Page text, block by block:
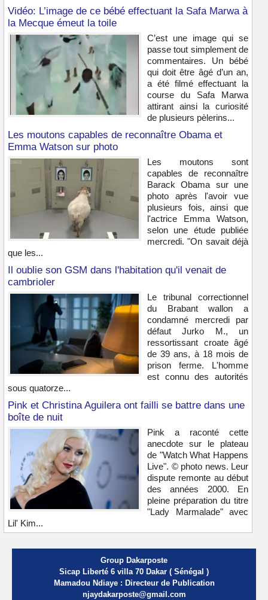
Vidéo: L’image de ce bébé effectuant la Safa Marwa à
la Mecque émeut la toile
C’est une image qui se
passe tout simplement de
commentaires. Un bébé
qui doit être âgé d’un an,
a été filmé effectuant la
course du Safa Marwa
attirant ainsi la curiosité
de plusieurs pèlerins...
Les moutons capables de reconnaître Obama et
Emma Watson sur photo
Les moutons sont
capables de reconnaître
Barack Obama sur une
photo après l'avoir vue
plusieurs fois, ainsi que
l'actrice Emma Watson,
selon une étude publiée
mercredi. "On savait déjà
que les...
Il oublie son GSM dans l'habitation qu'il venait de
cambrioler
Le tribunal correctionnel
du Brabant wallon a
condamné mercredi par
défaut Jurko M., un
ressortissant croate âgé
de 39 ans, à 18 mois de
prison ferme. L'homme
est connu des autorités
sous quatorze...
Pink et Christina Aguilera ont failli se battre dans une
boîte de nuit
Pink a raconté cette
anecdote sur le plateau
de "Watch What Happens
Live". © photo news. Leur
dispute remonte au début
des années 2000. En
pleine préparation du titre
"Lady Marmalade" avec
Lil' Kim...
Group Dakarposte
Sicap Liberté 6 villa 70 Dakar ( Sénégal )
Mamadou Ndiaye : Directeur de Publication
njaydakarposte@gmail.com